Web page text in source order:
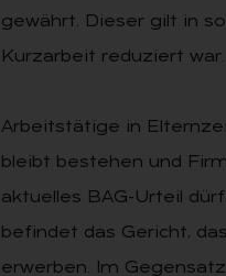
gewährt. Dieser gilt in
Kurzarbeit reduziert war.
Arbeitstätige in
bleibt bestehen und
aktuelles BAG-Urteil
befindet das Gericht,
erwerben. Im